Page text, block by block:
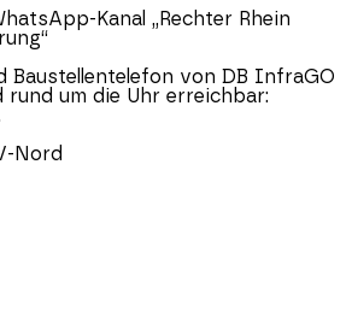
Kanal „Rechter Rhein
Baustellentelefon von DB InfraGO
rund um die Uhr erreichbar:
Nord